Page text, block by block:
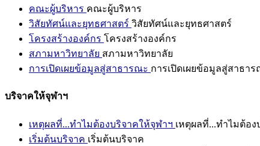
คณะผู้บริหาร คณะผู้บริหาร
วิสัยทัศน์และยุทธศาสตร์ วิสัยทัศน์และยุทธศาสตร์
โครงสร้างองค์กร โครงสร้างองค์กร
สภามหาวิทยาลัย สภามหาวิทยาลัย
การเปิดเผยข้อมูลสู่สาธารณะ การเปิดเผยข้อมูลสู่สาธาร
บริจาคให้จุฬาฯ
เหตุผลที่...ทำไมต้องบริจาคให้จุฬาฯ เหตุผลที่...ทำไมต้อ
เริ่มต้นบริจาค เริ่มต้นบริจาค